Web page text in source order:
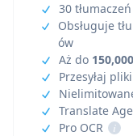
30
Obsługuje
ów
Aż do 150,000
Przesyłaj
Translate
Pro OCR
i